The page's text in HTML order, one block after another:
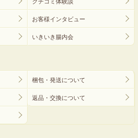
クチコミ体験談
お客様インタビュー
いきいき腸内会
梱包・発送について
返品・交換について